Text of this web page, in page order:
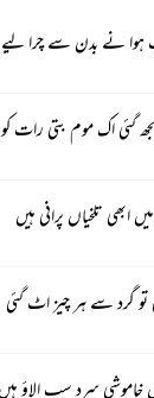
ہوا نے بدن سے چرا لیے
گئی اک موم بتی رات کو
ابھی تلخیاں پرانی ہیں
تو گرد سے ہر چیز اٹ گئی
خاموشی سرد سب الاؤ ہیں